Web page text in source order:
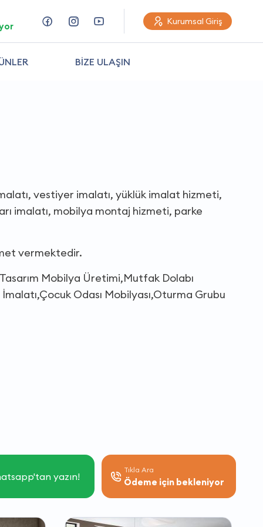
Kurumsal Giriş
BİZE ULAŞIN
vestiyer imalatı, yüklük imalat hizmeti,
imalatı, mobilya montaj hizmeti, parke
vermektedir.
Mobilya Üretimi,Mutfak Dolabı
Odası Mobilyası,Oturma Grubu
yazın!
Tıkla Ara
Ödeme için bekleniyor